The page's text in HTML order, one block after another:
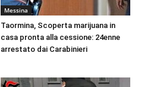
Messina
Taormina, Scoperta marijuana in
casa pronta alla cessione: 24enne
arrestato dai Carabinieri